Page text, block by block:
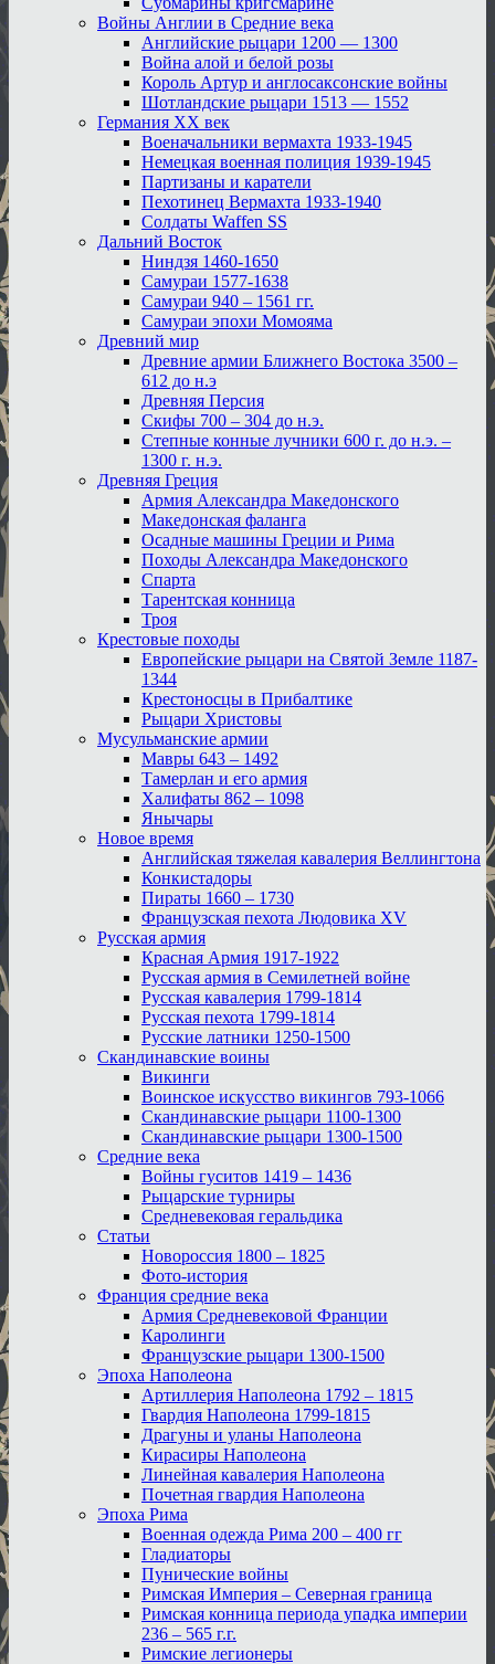
Войны Англии в Средние века
Английские рыцари 1200 — 1300
Война алой и белой розы
Король Артур и англосаксонские войны
Шотландские рыцари 1513 — 1552
Германия XX век
Военачальники вермахта 1933-1945
Немецкая военная полиция 1939-1945
Партизаны и каратели
Пехотинец Вермахта 1933-1940
Солдаты Waffen SS
Дальний Восток
Ниндзя 1460-1650
Самураи 1577-1638
Самураи 940 – 1561 гг.
Самураи эпохи Момояма
Древний мир
Древние армии Ближнего Востока 3500 –
612 до н.э
Древняя Персия
Скифы 700 – 304 до н.э.
Степные конные лучники 600 г. до н.э. –
1300 г. н.э.
Древняя Греция
Армия Александра Македонского
Македонская фаланга
Осадные машины Греции и Рима
Походы Александра Македонского
Спарта
Тарентская конница
Троя
Крестовые походы
Европейские рыцари на Святой Земле 1187-
1344
Крестоносцы в Прибалтике
Рыцари Христовы
Мусульманские армии
Мавры 643 – 1492
Тамерлан и его армия
Халифаты 862 – 1098
Янычары
Новое время
Английская тяжелая кавалерия Веллингтона
Конкистадоры
Пираты 1660 – 1730
Французская пехота Людовика XV
Русская армия
Красная Армия 1917-1922
Русская армия в Семилетней войне
Русская кавалерия 1799-1814
Русская пехота 1799-1814
Русские латники 1250-1500
Скандинавские воины
Викинги
Воинское искусство викингов 793-1066
Скандинавские рыцари 1100-1300
Скандинавские рыцари 1300-1500
Средние века
Войны гуситов 1419 – 1436
Рыцарские турниры
Средневековая геральдика
Статьи
Новороссия 1800 – 1825
Фото-история
Франция средние века
Армия Средневековой Франции
Каролинги
Французские рыцари 1300-1500
Эпоха Наполеона
Артиллерия Наполеона 1792 – 1815
Гвардия Наполеона 1799-1815
Драгуны и уланы Наполеона
Кирасиры Наполеона
Линейная кавалерия Наполеона
Почетная гвардия Наполеона
Эпоха Рима
Военная одежда Рима 200 – 400 гг
Гладиаторы
Пунические войны
Римская Империя – Северная граница
Римская конница периода упадка империи
236 – 565 г.г.
Римские легионеры